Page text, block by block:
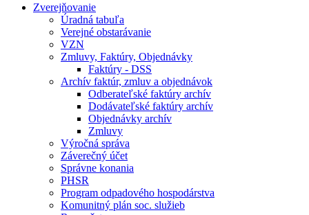
Zverejňovanie
Úradná tabuľa
Verejné obstarávanie
VZN
Zmluvy, Faktúry, Objednávky
Faktúry - DSS
Archív faktúr, zmluv a objednávok
Odberateľské faktúry archív
Dodávateľské faktúry archív
Objednávky archív
Zmluvy
Výročná správa
Záverečný účet
Správne konania
PHSR
Program odpadového hospodárstva
Komunitný plán soc. služieb